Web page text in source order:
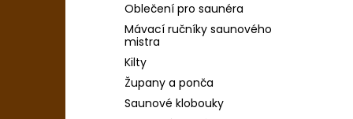
Oblečení pro saunéra
Mávací ručníky saunového
mistra
Kilty
Župany a ponča
Saunové klobouky